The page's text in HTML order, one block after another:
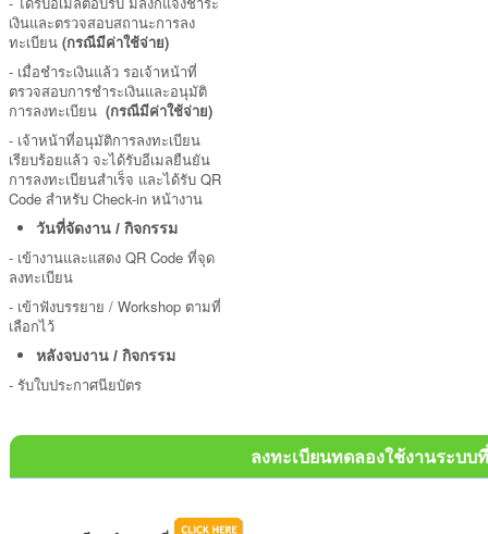
เงินและตรวจสอบสถานะการลง
ทะเบียน (กรณีมีค่าใช้จ่าย)
- เมื่อชำระเงินแล้ว รอเจ้าหน้าที่
ตรวจสอบการชำระเงินและอนุมัติ
การลงทะเบียน (กรณีมีค่าใช้จ่าย)
- เจ้าหน้าที่อนุมัติการลงทะเบียน
เรียบร้อยแล้ว จะได้รับอีเมลยืนยัน
การลงทะเบียนสำเร็จ และได้รับ QR
Code สำหรับ Check-in หน้างาน
วันที่จัดงาน / กิจกรรม
- เข้างานและแสดง QR Code ที่จุด
ลงทะเบียน
- เข้าฟังบรรยาย / Workshop ตามที่
เลือกไว้
หลังจบงาน / กิจกรรม
- รับใบประกาศนียบัตร
ลงทะเบียนทดลองใช้งานระบบ